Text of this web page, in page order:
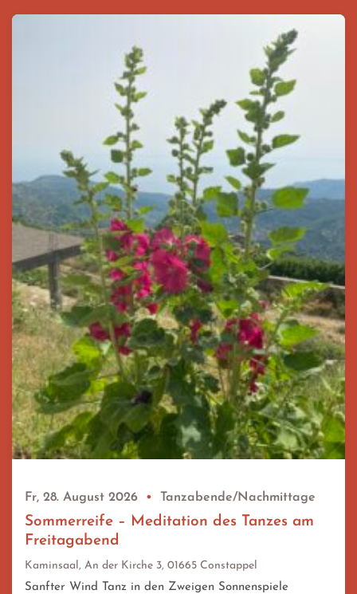
Fr, 28. August 2026 • Tanzabende/Nachmittage
Sommerreife – Meditation des Tanzes am
Freitagabend
Kaminsaal, An der Kirche 3, 01665 Constappel
Sanfter Wind Tanz in den Zweigen Sonnenspiele